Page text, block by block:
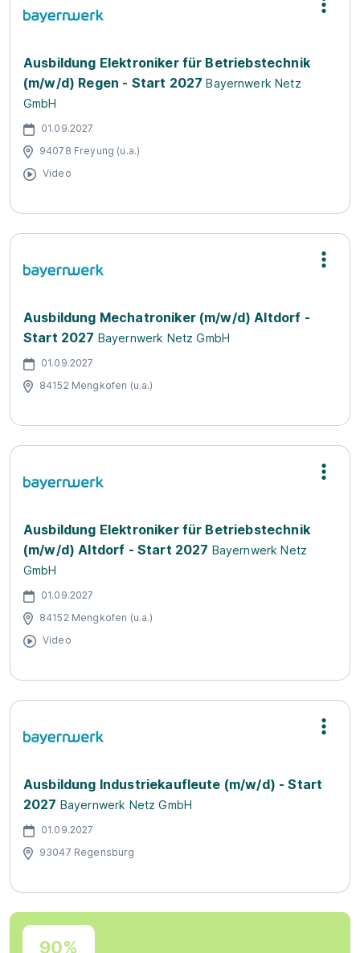
Ausbildung Elektroniker für Betriebstechnik
(m/w/d) Regen - Start 2027 Bayernwerk Netz
GmbH
01.09.2027
94078 Freyung (u.a.)
Video
Ausbildung Mechatroniker (m/w/d) Altdorf -
Start 2027 Bayernwerk Netz GmbH
01.09.2027
84152 Mengkofen (u.a.)
Ausbildung Elektroniker für Betriebstechnik
(m/w/d) Altdorf - Start 2027 Bayernwerk Netz
GmbH
01.09.2027
84152 Mengkofen (u.a.)
Video
Ausbildung Industriekaufleute (m/w/d) - Start
2027 Bayernwerk Netz GmbH
01.09.2027
93047 Regensburg
90%